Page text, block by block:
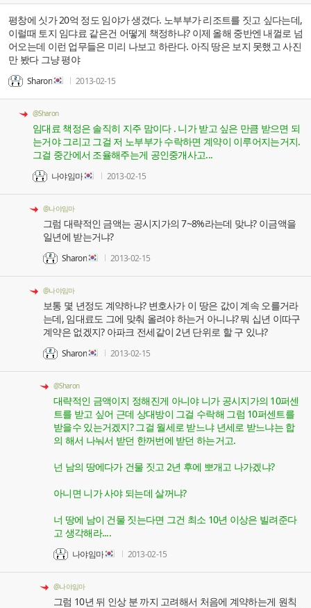
평창에 싯가 20억 정도 임야가 생겼다. 노부부가 리조트를 짓고 싶다는데,
이럴때 토지 임댜료 같은건 어떻게 책정하냐? 이제 올해 중반엔 내껄로 넘
어오는데 이런 업무들은 미리 나보고 하란다. 아직 땅은 보지 못했고 사진
만 봤다 그냥 평야
Sharon 2013-02-15
@Sharon
임대료 책정은 솔직히 지주 맘이다 . 니가 받고 싶은 만큼 받으면 되
는거야 그리고 그걸 저 노부부가 수락하면 계약이 이루어지는거지.
그걸 중간에서 조율해주는게 공인중개사고...
나야임마 2013-02-15
@나야임마
그럼 대략적인 금액는 공시지가의 7~8%라는데 맞냐? 이금액을
일년에 받는거냐?
Sharon 2013-02-15
@나야임마
보통 몇 년정도 계약하냐? 변호사가 이 땅은 값이 계속 오를거라
는데, 임대료도 그에 맞춰 올려야 하는거 아니냐? 뭐 십년 이따구
계약은 없겠지? 아파크 전세같이 2년 단위로 할 구 있냐?
Sharon 2013-02-15
@Sharon
대략적인 금액이지 정해진게 아니야 니가 공시지가의 10퍼센
트를 받고 싶어 근데 상대방이 그걸 수락해 그럼 10퍼센트를
받을수 있는거겠지? 그걸 월세로 받느냐 년세로 받느냐는 합
의 해서 나눠서 받던 한꺼번에 받던 하는거고.
넌 남의 땅에다가 건물 짓고 2년 후에 뽀개고 나가겠냐?
아니면 니가 사야 되는데 살꺼냐?
너 땅에 남이 건물 짓는다면 그건 최소 10년 이상은 빌려준다
고 생각해라....
나야임마 2013-02-15
@나야임마
그럼 10년 뒤 인상 분 까지 고려해서 처음에 계약하는게 원칙